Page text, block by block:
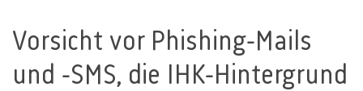
Vorsicht vor Phishing-Mails
und -SMS, die IHK-Hintergrund